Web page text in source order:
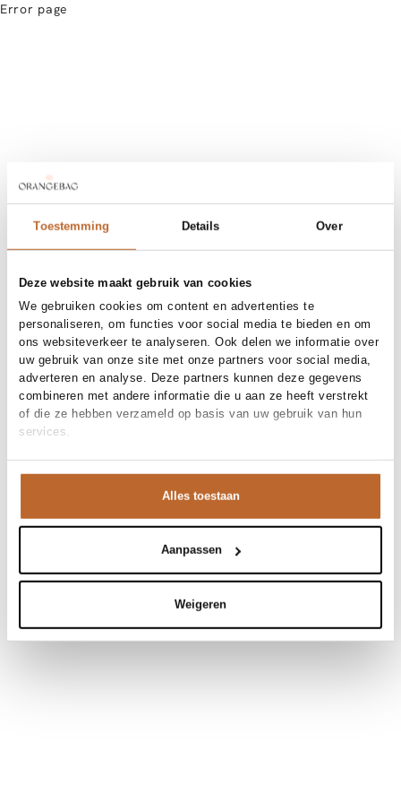
Toestemming Details Over
Deze website maakt gebruik van cookies
We gebruiken cookies om content en advertenties te
personaliseren, om functies voor social media te bieden en om
ons websiteverkeer te analyseren. Ook delen we informatie over
uw gebruik van onze site met onze partners voor social media,
adverteren en analyse. Deze partners kunnen deze gegevens
combineren met andere informatie die u aan ze heeft verstrekt
of die ze hebben verzameld op basis van uw gebruik van hun
services.
Alles toestaan
Aanpassen
Weigeren
Error page